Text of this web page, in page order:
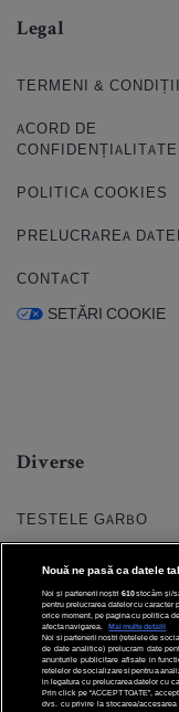
Legal
TERMENI & CONDIȚII
ACORD DE
CONFIDENȚIALITATE
POLITICA COOKIES
PRELUCRAREA
CONTACT
SETĂRI COOKIE
Diverse
TESTELE GARBO
HOROSCOP
HOROSCOPUL
FORUMURI
TRATAMENTE
Nouă ne pasă ca datele
Noi și partenerii noștri 610stocăm și/
pentru prelucrarea datelor cu
orice moment, pe pagina cu politica
afecta navigarea.
Mai multe detalii
Noi si partenerii nostri (retelele de
de date analitice) prelucram date
anunturile publicitare afisate in
retelelor de socializare si pentru a
in legatura cu prelucrarea datelor cu
Prin click pe “ACCEPT TOATE”,
dvs. cu privire la stocarea/